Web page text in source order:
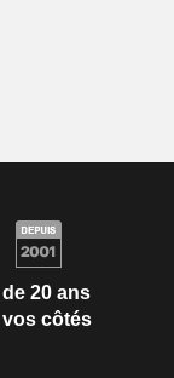
de 20 ans
vos côtés